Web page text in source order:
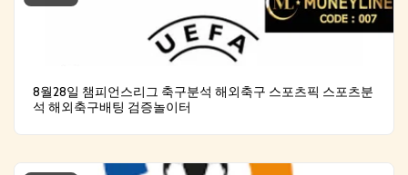
8월28일 챔피언스리그 축구분석 해외축구 스포츠픽 스포츠분
석 해외축구배팅 검증놀이터